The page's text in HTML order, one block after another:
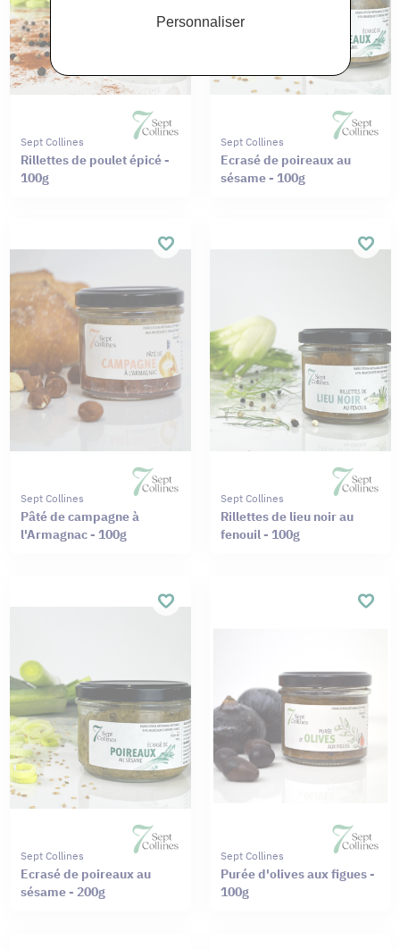
Sept Collines
Rillettes de poulet épicé -
100g
Sept Collines
Ecrasé de poireaux au
sésame - 100g
Sept Collines
Pâté de campagne à
l'Armagnac - 100g
Sept Collines
Rillettes de lieu noir au
fenouil - 100g
Sept Collines
Ecrasé de poireaux au
sésame - 200g
Sept Collines
Purée d'olives aux figues -
100g
Personnaliser